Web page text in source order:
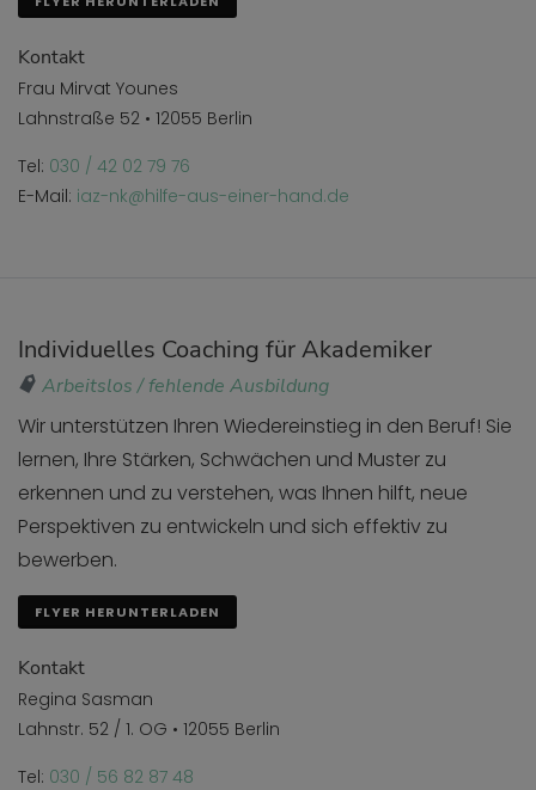
Kontakt
Frau Mirvat Younes
Lahnstraße 52 • 12055 Berlin
Tel: 030 / 42 02 79 76
E-Mail: iaz-nk@hilfe-aus-einer-hand.de
Individuelles Coaching für Akademiker
Arbeitslos / fehlende Ausbildung
Wir unterstützen Ihren Wiedereinstieg in den Beruf! Sie
lernen, Ihre Stärken, Schwächen und Muster zu
erkennen und zu verstehen, was Ihnen hilft, neue
Perspektiven zu entwickeln und sich effektiv zu
bewerben.
FLYER HERUNTERLADEN
Kontakt
Regina Sasman
Lahnstr. 52 / 1. OG • 12055 Berlin
Tel: 030 / 56 82 87 48